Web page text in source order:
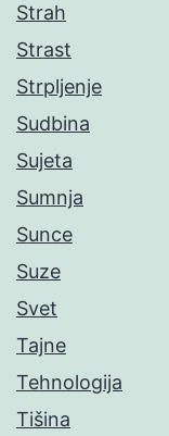
Strah
Strast
Strpljenje
Sudbina
Sujeta
Sumnja
Sunce
Suze
Svet
Tajne
Tehnologija
Tišina